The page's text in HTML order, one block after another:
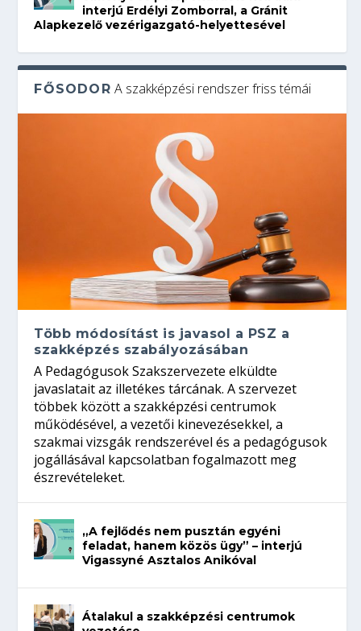
interjú Erdélyi Zomborral, a Gránit
Alapkezelő vezérigazgató-helyettesével
FŐSODOR A szakképzési rendszer friss témái
Több módosítást is javasol a PSZ a
szakképzés szabályozásában
A Pedagógusok Szakszervezete elküldte
javaslatait az illetékes tárcának. A szervezet
többek között a szakképzési centrumok
működésével, a vezetői kinevezésekkel, a
szakmai vizsgák rendszerével és a pedagógusok
jogállásával kapcsolatban fogalmazott meg
észrevételeket.
„A fejlődés nem pusztán egyéni
feladat, hanem közös ügy” – interjú
Vigassyné Asztalos Anikóval
Átalakul a szakképzési centrumok